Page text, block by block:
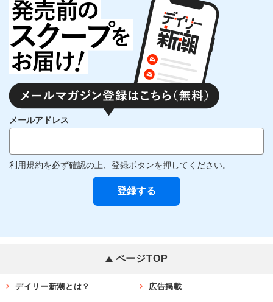
メールアドレス
利用規約を必ず確認の上、登録ボタンを押してください。
ページTOP
デイリー新潮とは？ 広告掲載